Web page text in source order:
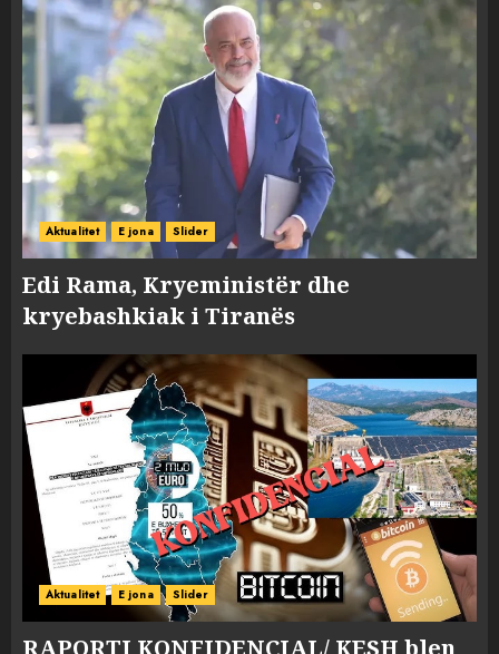
Aktualitet E jona Slider
Edi Rama, Kryeministër dhe
kryebashkiak i Tiranës
Aktualitet E jona Slider
RAPORTI KONFIDENCIAL/ KESH blen